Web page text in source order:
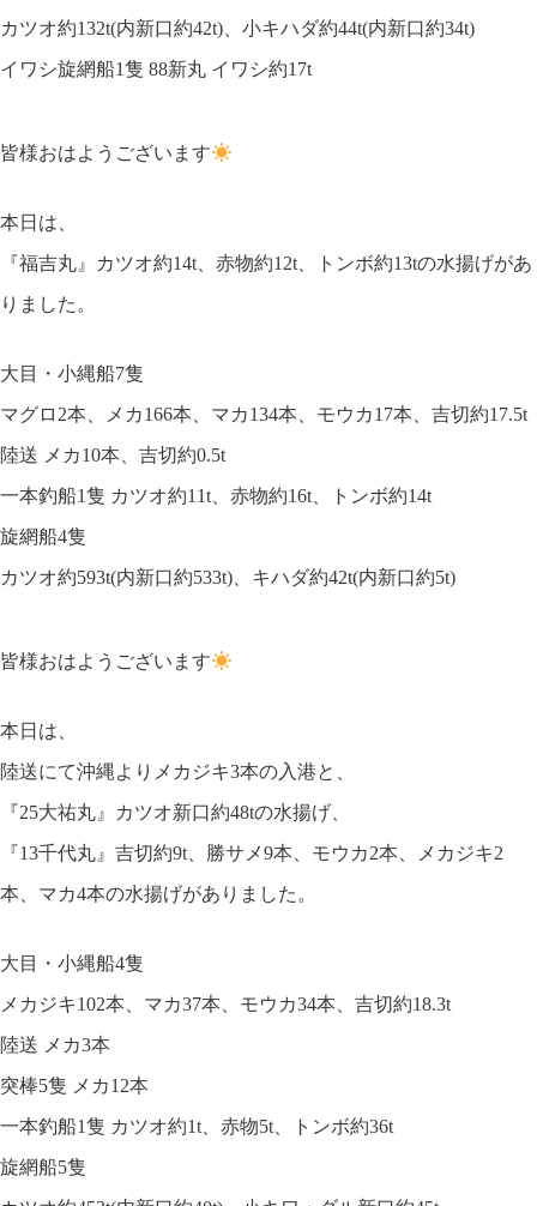
カツオ約132t(内新口約42t)、小キハダ約44t(内新口約34t)
イワシ旋網船1隻 88新丸 イワシ約17t
皆様おはようございます
本日は、
『福吉丸』カツオ約14t、赤物約12t、トンボ約13tの水揚げがあ
りました。
大目・小縄船7隻
マグロ2本、メカ166本、マカ134本、モウカ17本、吉切約17.5t
陸送 メカ10本、吉切約0.5t
一本釣船1隻 カツオ約11t、赤物約16t、トンボ約14t
旋網船4隻
カツオ約593t(内新口約533t)、キハダ約42t(内新口約5t)
皆様おはようございます
本日は、
陸送にて沖縄よりメカジキ3本の入港と、
『25大祐丸』カツオ新口約48tの水揚げ、
『13千代丸』吉切約9t、勝サメ9本、モウカ2本、メカジキ2
本、マカ4本の水揚げがありました。
大目・小縄船4隻
メカジキ102本、マカ37本、モウカ34本、吉切約18.3t
陸送 メカ3本
突棒5隻 メカ12本
一本釣船1隻 カツオ約1t、赤物5t、トンボ約36t
旋網船5隻